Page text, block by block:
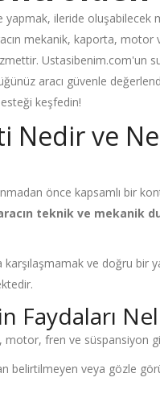
yapmak, ileride oluşabilecek
mekanik, kaporta, motor
Ustasibenim.com'un
aracı güvenle
keşfedin!
Nedir ve
önce kapsamlı bir
teknik ve mekanik
ve doğru bir
Faydaları
motor, fren ve süspansiyon
belirtilmeyen veya gözle